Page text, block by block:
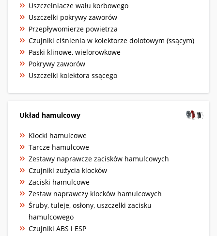
Uszczelniacze wału korbowego
Uszczelki pokrywy zaworów
Przepływomierze powietrza
Czujniki ciśnienia w kolektorze dolotowym (ssącym)
Paski klinowe, wielorowkowe
Pokrywy zaworów
Uszczelki kolektora ssącego
Układ hamulcowy
Klocki hamulcowe
Tarcze hamulcowe
Zestawy naprawcze zacisków hamulcowych
Czujniki zużycia klocków
Zaciski hamulcowe
Zestaw naprawczy klocków hamulcowych
Śruby, tuleje, osłony, uszczelki zacisku
hamulcowego
Czujniki ABS i ESP